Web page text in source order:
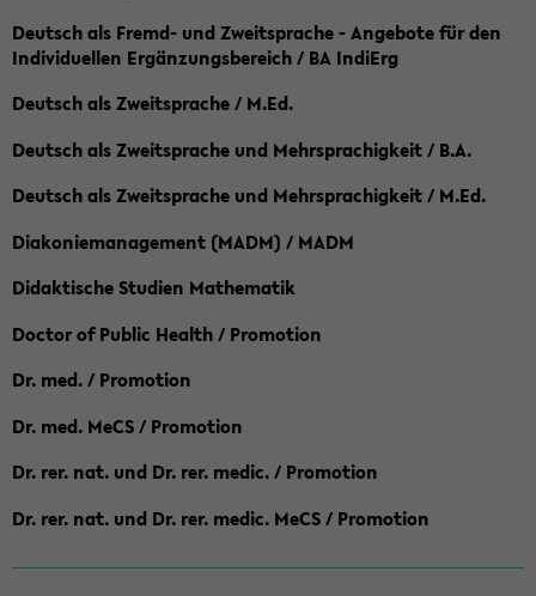
Deutsch als Fremd- und Zweitsprache - Angebote für den
Individuellen Ergänzungsbereich / BA IndiErg
Deutsch als Zweitsprache / M.Ed.
Deutsch als Zweitsprache und Mehrsprachigkeit / B.A.
Deutsch als Zweitsprache und Mehrsprachigkeit / M.Ed.
Diakoniemanagement (MADM) / MADM
Didaktische Studien Mathematik
Doctor of Public Health / Promotion
Dr. med. / Promotion
Dr. med. MeCS / Promotion
Dr. rer. nat. und Dr. rer. medic. / Promotion
Dr. rer. nat. und Dr. rer. medic. MeCS / Promotion